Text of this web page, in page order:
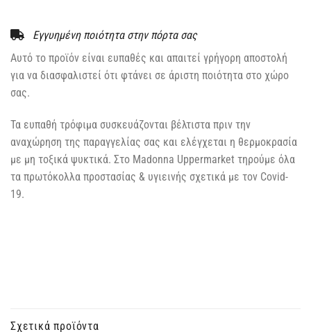
Εγγυημένη ποιότητα στην πόρτα σας
Αυτό το προϊόν είναι ευπαθές και απαιτεί γρήγορη αποστολή
για να διασφαλιστεί ότι φτάνει σε άριστη ποιότητα στο χώρο
σας.
Τα ευπαθή τρόφιμα συσκευάζονται βέλτιστα πριν την
αναχώρηση της παραγγελίας σας και ελέγχεται η θερμοκρασία
με μη τοξικά ψυκτικά. Στο Madonna Uppermarket τηρούμε όλα
τα πρωτόκολλα προστασίας & υγιεινής σχετικά με τον Covid-
19.
Σχετικά προϊόντα